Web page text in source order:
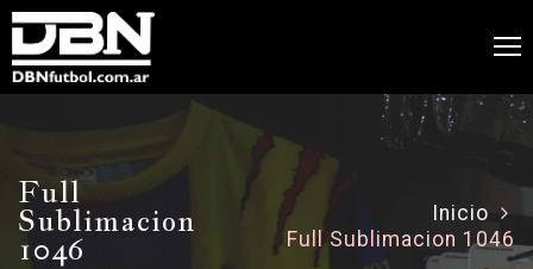
Full
Sublimacion
1046
Inicio
Full Sublimacion 1046